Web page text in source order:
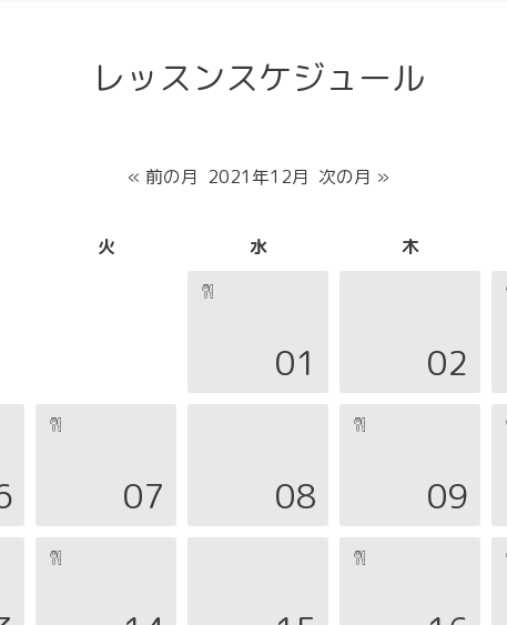
レッスンスケジュール
« 前の月 2021年12月 次の月 »
火 水 木
01 02
07 08 09